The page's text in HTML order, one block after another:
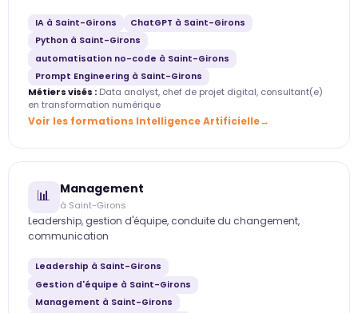
IA à Saint-Girons
ChatGPT à Saint-Girons
Python à Saint-Girons
automatisation no-code à Saint-Girons
Prompt Engineering à Saint-Girons
Métiers visés : Data analyst, chef de projet digital, consultant(e)
en transformation numérique
Voir les formations Intelligence Artificielle
📊 Management
à Saint-Girons
Leadership, gestion d'équipe, conduite du changement,
communication
Leadership à Saint-Girons
Gestion d'équipe à Saint-Girons
Management à Saint-Girons